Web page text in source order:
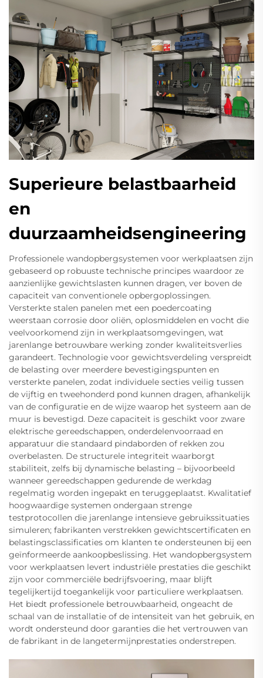
Superieure belastbaarheid
en
duurzaamheidsengineering
Professionele wandopbergsystemen voor werkplaatsen zijn
gebaseerd op robuuste technische principes waardoor ze
aanzienlijke gewichtslasten kunnen dragen, ver boven de
capaciteit van conventionele opbergoplossingen.
Versterkte stalen panelen met een poedercoating
weerstaan corrosie door oliën, oplosmiddelen en vocht die
veelvoorkomend zijn in werkplaatsomgevingen, wat
jarenlange betrouwbare werking zonder kwaliteitsverlies
garandeert. Technologie voor gewichtsverdeling verspreidt
de belasting over meerdere bevestigingspunten en
versterkte panelen, zodat individuele secties veilig tussen
de vijftig en tweehonderd pond kunnen dragen, afhankelijk
van de configuratie en de wijze waarop het systeem aan de
muur is bevestigd. Deze capaciteit is geschikt voor zware
elektrische gereedschappen, onderdelenvoorraad en
apparatuur die standaard pindaborden of rekken zou
overbelasten. De structurele integriteit waarborgt
stabiliteit, zelfs bij dynamische belasting – bijvoorbeeld
wanneer gereedschappen gedurende de werkdag
regelmatig worden ingepakt en teruggeplaatst. Kwalitatief
hoogwaardige systemen ondergaan strenge
testprotocollen die jarenlange intensieve gebruikssituaties
simuleren; fabrikanten verstrekken gewichtscertificaten en
belastingsclassificaties om klanten te ondersteunen bij een
geïnformeerde aankoopbeslissing. Het wandopbergsystem
voor werkplaatsen levert industriële prestaties die geschikt
zijn voor commerciële bedrijfsvoering, maar blijft
tegelijkertijd toegankelijk voor particuliere werkplaatsen.
Het biedt professionele betrouwbaarheid, ongeacht de
schaal van de installatie of de intensiteit van het gebruik, en
wordt ondersteund door garanties die het vertrouwen van
de fabrikant in de langetermijnprestaties onderstrepen.